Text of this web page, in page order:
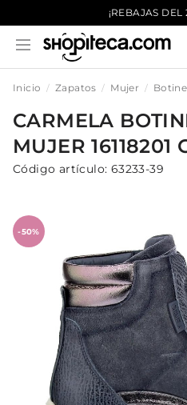
¡REBAJAS
Inicio Zapatos Mujer
CARMELA
MUJER16118201
Código artículo: 63233-39
-50%